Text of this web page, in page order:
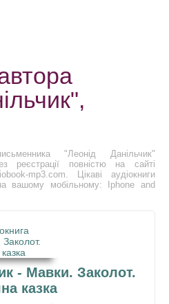
"Леонід Данільчик"
реєстрації повністю на сайті
mp3.com. Цікаві аудіокниги
вашому мобільному: Iphone and
- Мавки. Заколот.
казка